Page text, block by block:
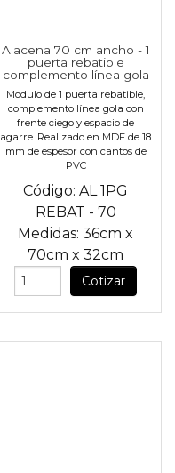
Alacena 70 cm ancho - 1
puerta rebatible
complemento línea gola
Modulo de 1 puerta rebatible,
complemento línea gola con
frente ciego y espacio de
agarre. Realizado en MDF de 18
mm de espesor con cantos de
PVC
Código: AL 1PG
REBAT - 70
Medidas: 36cm x
70cm x 32cm
Cotizar